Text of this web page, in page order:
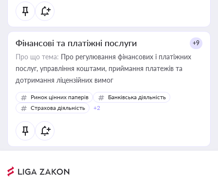
Фінансові та платіжні послуги +9
Про що тема: Про регулювання фінансових і платіжних
послуг, управління коштами, приймання платежів та
дотримання ліцензійних вимог
Ринок цінних паперів
Банківська діяльність
Страхова діяльність
+2